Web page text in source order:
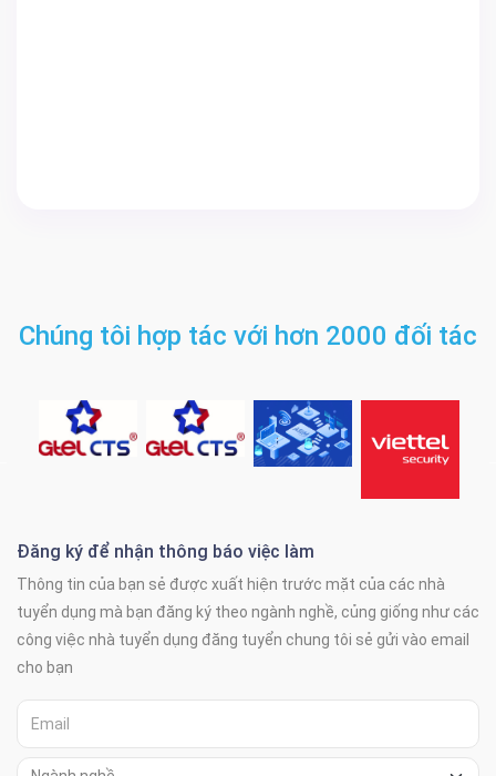
Chúng tôi hợp tác với hơn 2000 đối tác
Đăng ký để nhận thông báo việc làm
Thông tin của bạn sẻ được xuất hiện trước mặt của các nhà
tuyển dụng mà bạn đăng ký theo ngành nghề, củng giống như các
công việc nhà tuyển dụng đăng tuyển chung tôi sẻ gửi vào email
cho bạn